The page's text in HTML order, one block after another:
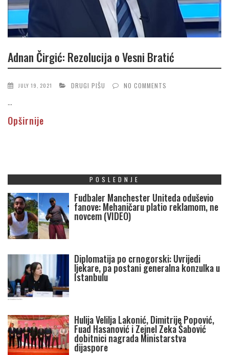
Adnan Čirgić: Rezolucija o Vesni Bratić
JULY 19, 2021 DRUGI PIŠU NO COMMENTS
...
Opširnije
POSLEDNJE
Fudbaler Manchester Uniteda oduševio
fanove: Mehaničaru platio reklamom, ne
novcem (VIDEO)
Diplomatija po crnogorski: Uvrijedi
ljekare, pa postani generalna konzulka u
Istanbulu
Hulija Velilja Lakonić, Dimitrije Popović,
Fuad Hasanović i Zejnel Zeka Šabović
dobitnici nagrada Ministarstva
dijaspore